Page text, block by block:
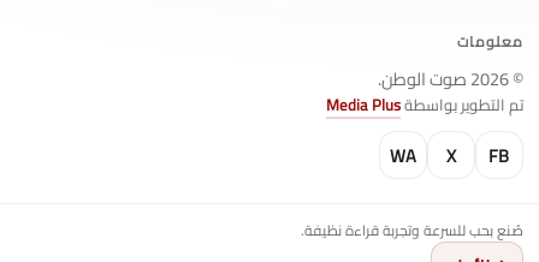
معلومات
© 2026 صوت الوطن.
تم التطوير بواسطةMedia Plus
FB
X
WA
صُنع بحب للسرعة وتجربة قراءة نظيفة.